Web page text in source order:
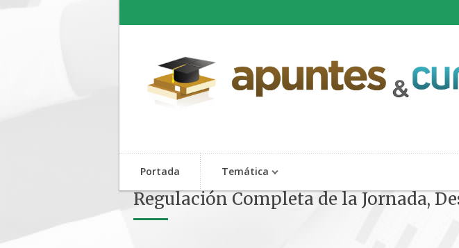
Portada Temática
Regulación Completa de la Jornada,